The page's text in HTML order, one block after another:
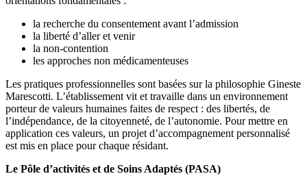
la recherche du consentement avant l’admission
la liberté d’aller et venir
la non-contention
les approches non médicamenteuses
Les pratiques professionnelles sont basées sur la philosophie Gineste
Marescotti. L’établissement vit et travaille dans un environnement
porteur de valeurs humaines faites de respect : des libertés, de
l’indépendance, de la citoyenneté, de l’autonomie. Pour mettre en
application ces valeurs, un projet d’accompagnement personnalisé
est mis en place pour chaque résidant.
Le Pôle d’activités et de Soins Adaptés (PASA)